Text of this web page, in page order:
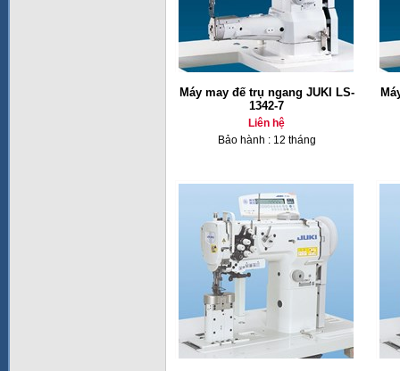
Máy may đế trụ ngang JUKI LS-
1342-7
Liên hệ
Bảo hành : 12 tháng